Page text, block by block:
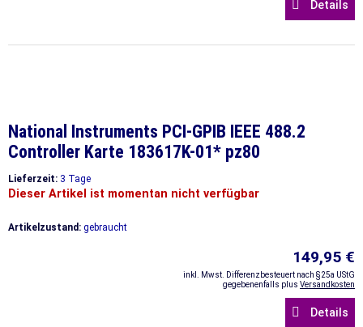
Details
National Instruments PCI-GPIB IEEE 488.2
Controller Karte 183617K-01* pz80
Lieferzeit: 3 Tage
Dieser Artikel ist momentan nicht verfügbar
Artikelzustand: gebraucht
149,95 €
inkl. Mwst. Differenzbesteuert nach §25a UStG
gegebenenfalls plus Versandkosten
Details